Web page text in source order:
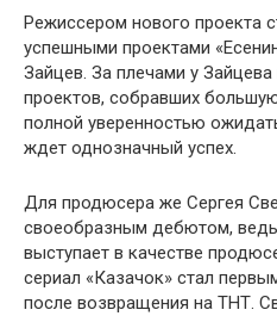
Режиссером нового проекта
успешными проектами
Зайцев. За плечами у
проектов, собравших
полной уверенностью
ждет однозначный успех.
Для продюсера же Сергея
своеобразным дебютом,
выступает в качестве
сериал «Казачок» стал
после возвращения на ТНТ.